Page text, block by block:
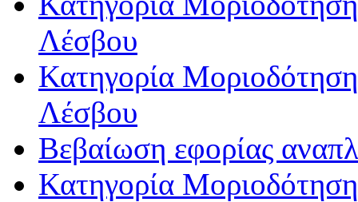
Λέσβου
Κατηγορία
Λέσβου
Βεβαίωση εφορίας
Κατηγορία